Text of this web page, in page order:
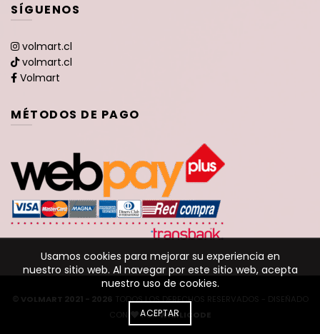
SÍGUENOS
volmart.cl
volmart.cl
Volmart
MÉTODOS DE PAGO
© VOLMART 2021 - 2026 TODOS LOS DERECHOS RESERVADOS - DISEÑADO
CON
PORWARLICODE
Usamos cookies para mejorar su experiencia en
nuestro sitio web. Al navegar por este sitio web, acepta
nuestro uso de cookies.
ACEPTAR